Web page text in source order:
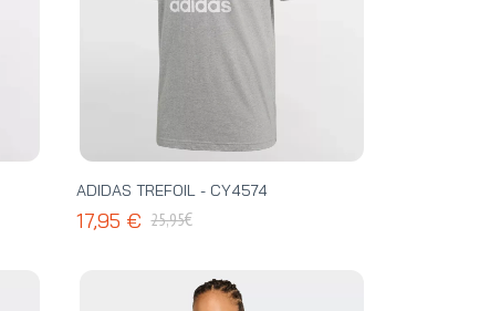
ADIDAS TREFOIL - CY4574
17,95 € 25,95€